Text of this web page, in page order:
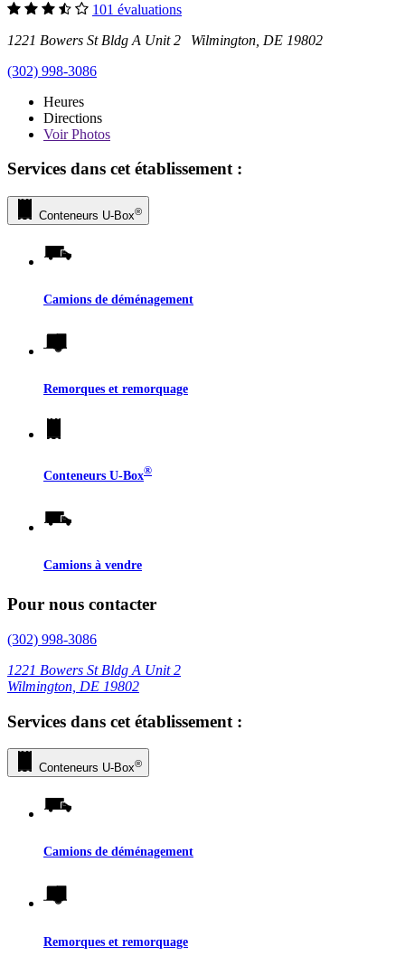
101 évaluations
1221 Bowers St Bldg A Unit 2 Wilmington, DE 19802
(302) 998-3086
Heures
Directions
VoirPhotos
Services dans cet établissement :
Conteneurs U-Box®
Camions de déménagement
Remorques et remorquage
Conteneurs U-Box®
Camions à vendre
Pour nous contacter
(302) 998-3086
1221 Bowers St Bldg A Unit 2
Wilmington, DE 19802
Services dans cet établissement :
Conteneurs U-Box®
Camions de déménagement
Remorques et remorquage